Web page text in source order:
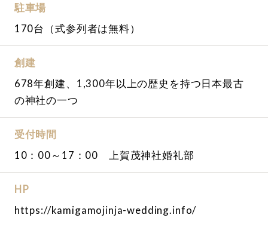
駐車場
170台（式参列者は無料）
創建
678年創建、1,300年以上の歴史を持つ日本最古
の神社の一つ
受付時間
10：00～17：00 上賀茂神社婚礼部
HP
https://kamigamojinja-wedding.info/